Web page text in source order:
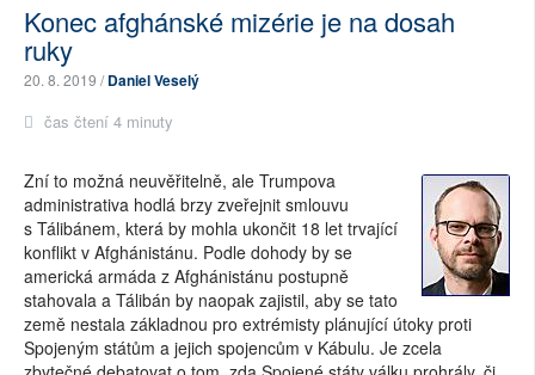
Konec afghánské mizérie je na dosah
ruky
20. 8. 2019 /Daniel Veselý
čas čtení 4 minuty
Zní to možná neuvěřitelně, ale Trumpova
administrativa hodlá brzy zveřejnit smlouvu
s Tálibánem, která by mohla ukončit 18 let trvající
konflikt v Afghánistánu. Podle dohody by se
americká armáda z Afghánistánu postupně
stahovala a Tálibán by naopak zajistil, aby se tato
země nestala základnou pro extrémisty plánující útoky proti
Spojeným státům a jejich spojencům v Kábulu. Je zcela